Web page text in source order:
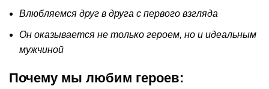
Влюбляемся друг в друга с первого взгляда
Он оказывается не только героем, но и идеальным
мужчиной
Почему мы любим героев: